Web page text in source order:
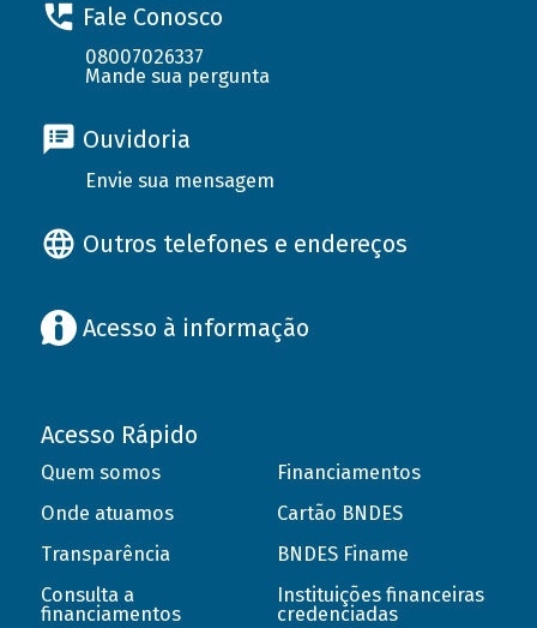
Fale Conosco
08007026337
Mande sua pergunta
Ouvidoria
Envie sua mensagem
Outros telefones e endereços
Acesso à informação
Acesso Rápido
Quem somos
Onde atuamos
Transparência
Consulta a
financiamentos
Financiamentos
Cartão BNDES
BNDES Finame
Instituições financeiras
credenciadas